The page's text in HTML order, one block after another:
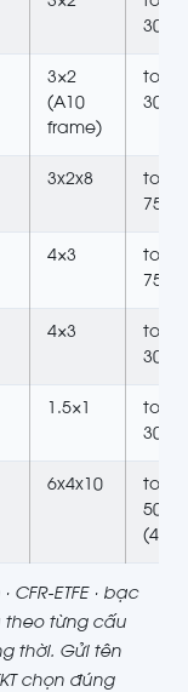
3×2
(A10
frame)
to
3x2x8
to
4×3
to
4×3
to
1.5×1
to
6x4x10
to
(4-
ETFE · bạc
theo từng cấu
thời. Gửi tên
chọn đúng